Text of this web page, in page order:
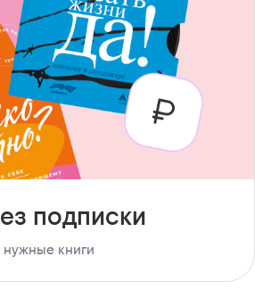
подписки
нужные книги